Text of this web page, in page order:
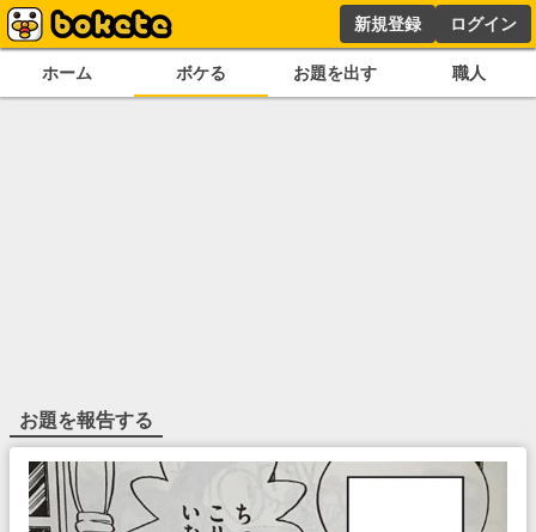
新規登録 ログイン
ホーム ボケる お題を出す 職人
お題を報告する